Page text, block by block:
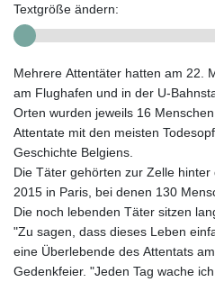
Textgröße ändern:
Mehrere Attentäter hatten am 22.
am Flughafen und in der U-
Orten wurden jeweils 16
Attentate mit den meisten
Geschichte Belgiens.
Die Täter gehörten zur Zelle
2015 in Paris, bei denen 130
Die noch lebenden Täter sitzen
"Zu sagen, dass dieses Leben
eine Überlebende des Attentats
Gedenkfeier. "Jeden Tag wache